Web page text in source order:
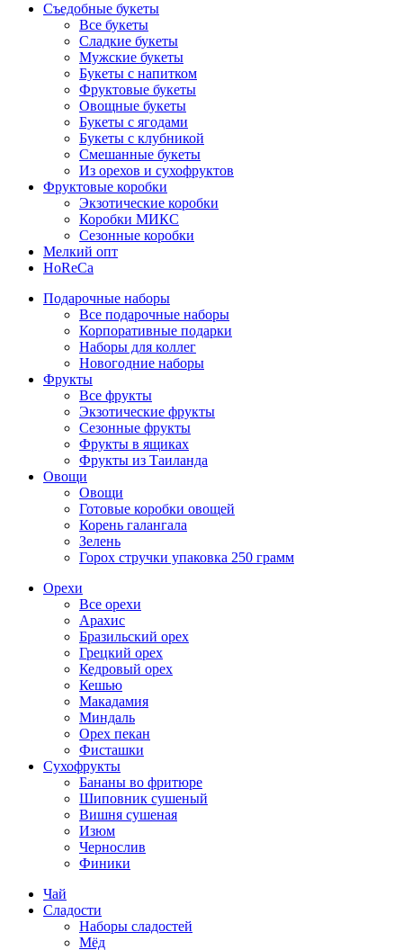
Съедобные букеты
Все букеты
Сладкие букеты
Мужские букеты
Букеты с напитком
Фруктовые букеты
Овощные букеты
Букеты с ягодами
Букеты с клубникой
Смешанные букеты
Из орехов и сухофруктов
Фруктовые коробки
Экзотические коробки
Коробки МИКС
Сезонные коробки
Мелкий опт
HoReCa
Подарочные наборы
Все подарочные наборы
Корпоративные подарки
Наборы для коллег
Новогодние наборы
Фрукты
Все фрукты
Экзотические фрукты
Сезонные фрукты
Фрукты в ящиках
Фрукты из Таиланда
Овощи
Овощи
Готовые коробки овощей
Корень галангала
Зелень
Горох стручки упаковка 250 грамм
Орехи
Все орехи
Арахис
Бразильский орех
Грецкий орех
Кедровый орех
Кешью
Макадамия
Миндаль
Орех пекан
Фисташки
Сухофрукты
Бананы во фритюре
Шиповник сушеный
Вишня сушеная
Изюм
Чернослив
Финики
Чай
Сладости
Наборы сладостей
Мёд